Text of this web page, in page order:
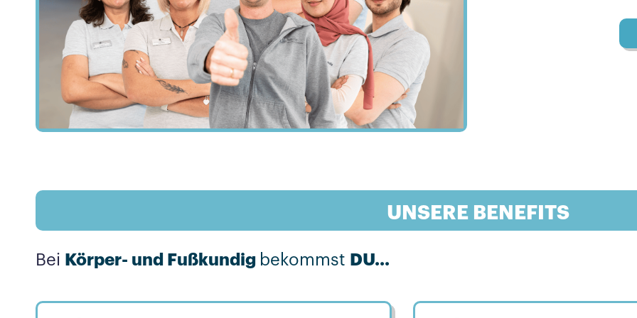
UNSERE BENEFITS
Bei Körper- und Fußkundig bekommst DU...